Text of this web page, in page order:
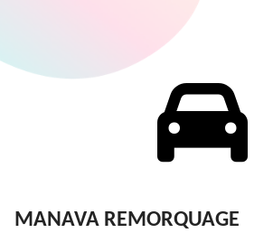
MANAVA REMORQUAGE